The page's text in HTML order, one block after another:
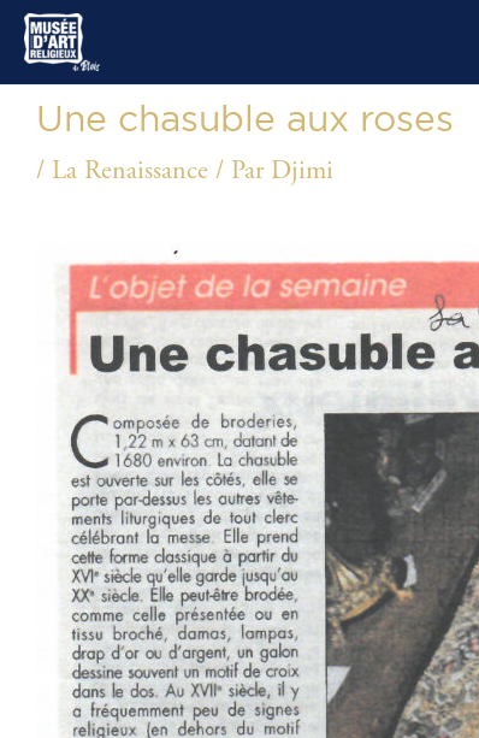
Aller
contenu
Une chasuble aux roses
/ La Renaissance / Par Djimi